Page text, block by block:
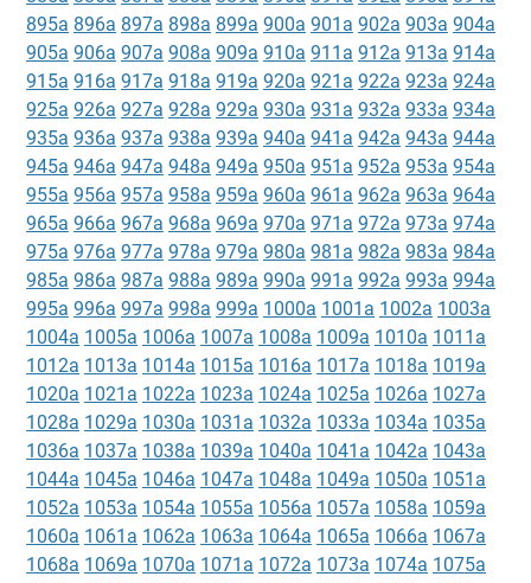
895a 896a 897a 898a 899a 900a 901a 902a 903a 904a
905a 906a 907a 908a 909a 910a 911a 912a 913a 914a
915a 916a 917a 918a 919a 920a 921a 922a 923a 924a
925a 926a 927a 928a 929a 930a 931a 932a 933a 934a
935a 936a 937a 938a 939a 940a 941a 942a 943a 944a
945a 946a 947a 948a 949a 950a 951a 952a 953a 954a
955a 956a 957a 958a 959a 960a 961a 962a 963a 964a
965a 966a 967a 968a 969a 970a 971a 972a 973a 974a
975a 976a 977a 978a 979a 980a 981a 982a 983a 984a
985a 986a 987a 988a 989a 990a 991a 992a 993a 994a
995a 996a 997a 998a 999a 1000a 1001a 1002a 1003a
1004a 1005a 1006a 1007a 1008a 1009a 1010a 1011a
1012a 1013a 1014a 1015a 1016a 1017a 1018a 1019a
1020a 1021a 1022a 1023a 1024a 1025a 1026a 1027a
1028a 1029a 1030a 1031a 1032a 1033a 1034a 1035a
1036a 1037a 1038a 1039a 1040a 1041a 1042a 1043a
1044a 1045a 1046a 1047a 1048a 1049a 1050a 1051a
1052a 1053a 1054a 1055a 1056a 1057a 1058a 1059a
1060a 1061a 1062a 1063a 1064a 1065a 1066a 1067a
1068a 1069a 1070a 1071a 1072a 1073a 1074a 1075a